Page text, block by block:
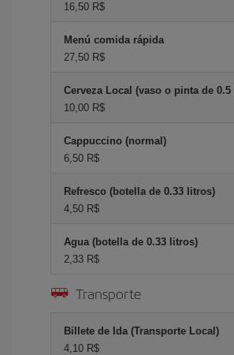
16,50 R$
Menú comida rápida
27,50 R$
Cerveza Local (vaso o pinta de
10,00 R$
Cappuccino (normal)
6,50 R$
Refresco (botella de 0.33 litros)
4,50 R$
Agua (botella de 0.33 litros)
2,33 R$
Transporte
Billete de Ida (Transporte Local)
4,10 R$